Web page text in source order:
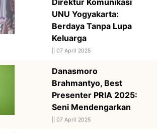
UNU Yogyakarta:
Berdaya Tanpa Lupa
Keluarga
07 April 2025
Danasmoro
Brahmantyo, Best
Presenter PRIA 2025:
Seni Mendengarkan
07 April 2025